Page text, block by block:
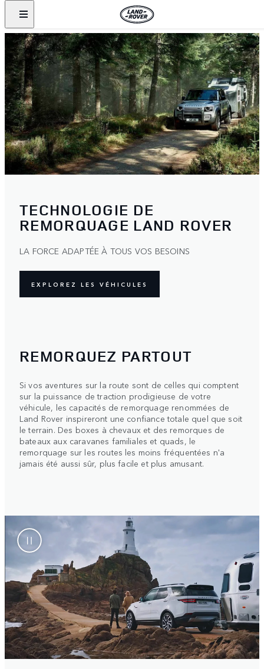
TECHNOLOGIE DE
REMORQUAGE LAND ROVER
LA FORCE ADAPTÉE À TOUS VOS BESOINS
EXPLOREZ LES VÉHICULES
REMORQUEZ PARTOUT
Si vos aventures sur la route sont de celles qui comptent
sur la puissance de traction prodigieuse de votre
véhicule, les capacités de remorquage renommées de
Land Rover inspireront une confiance totale quel que soit
le terrain. Des boxes à chevaux et des remorques de
bateaux aux caravanes familiales et quads, le
remorquage sur les routes les moins fréquentées n'a
jamais été aussi sûr, plus facile et plus amusant.